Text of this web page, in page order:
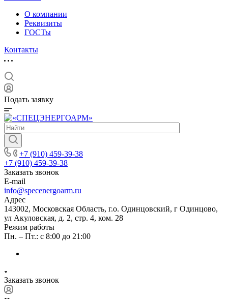
О компании
Реквизиты
ГОСТы
Контакты
Подать заявку
+7 (910) 459-39-38
+7 (910) 459-39-38
Заказать звонок
E-mail
info@specenergoarm.ru
Адрес
143002, Московская Область, г.о. Одинцовский, г Одинцово,
ул Акуловская, д. 2, стр. 4, ком. 28
Режим работы
Пн. – Пт.: с 8:00 до 21:00
Заказать звонок